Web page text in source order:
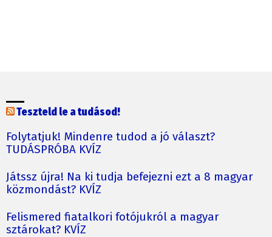
Teszteld le a tudásod!
Folytatjuk! Mindenre tudod a jó választ?
TUDÁSPRÓBA KVÍZ
Játssz újra! Na ki tudja befejezni ezt a 8 magyar
közmondást? KVÍZ
Felismered fiatalkori fotójukról a magyar
sztárokat? KVÍZ